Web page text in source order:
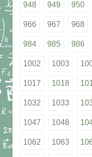
948 949 950
966 967 968
984 985 986
1002 1003
1017 1018
1032 1033
1047 1048
1062 1063